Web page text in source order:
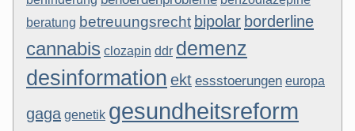
beratung betreuungsrecht bipolar borderline
cannabis clozapin ddr demenz
desinformation ekt essstoerungen europa
gaga genetik gesundheitsreform